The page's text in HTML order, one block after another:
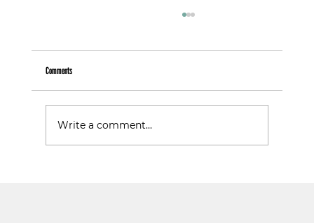
Warum Follower nicht gleich Kunden sind
Comments
Write a comment...